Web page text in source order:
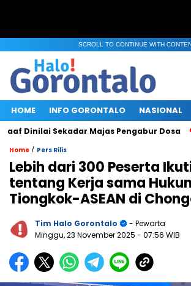
SCROLL TO CONTINUE WITH
HOME INFO GORONTALO NASIONAL
Sekadar Majas Pengabur Dosa
Home / Pers Rilis
Lebih dari 300 Peserta
tentang Kerja sama
Tiongkok-ASEAN di
Tim Halo Gorontalo
- Pewarta
Minggu, 23 November 2025 - 07:56 WIB